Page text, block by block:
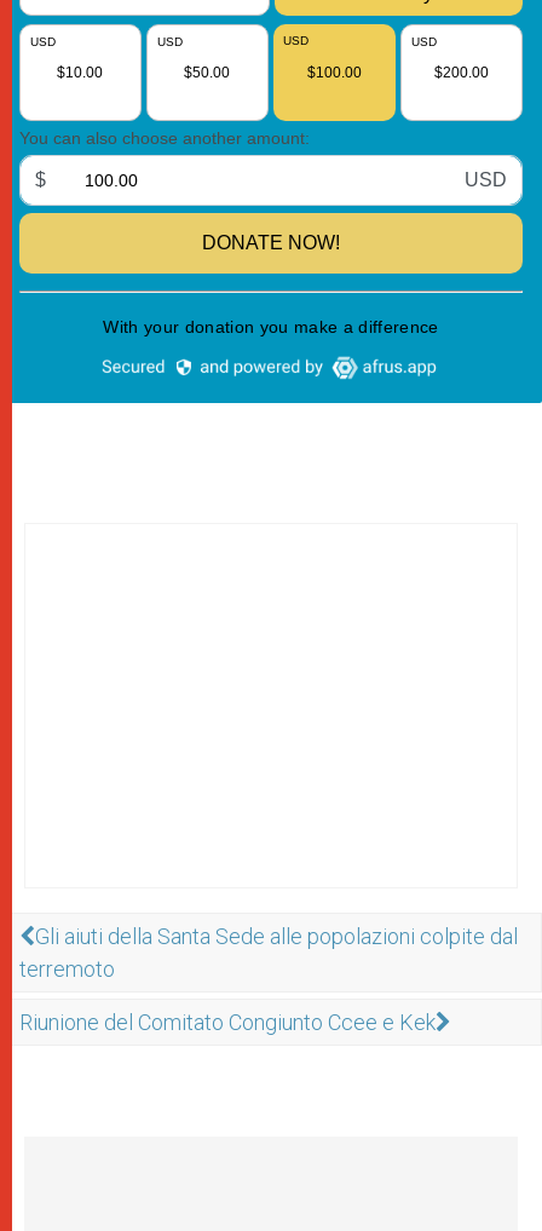
Gli aiuti della Santa Sede alle popolazioni colpite dal
terremoto
Riunione del Comitato Congiunto Ccee e Kek